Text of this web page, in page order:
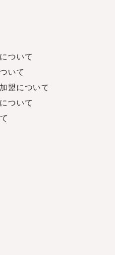
ついて
いて
盟について
ついて